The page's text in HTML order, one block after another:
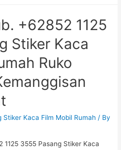
+62852 1125
Stiker Kaca
Ruko
Stiker Kaca Film Mobil Rumah / By
1125 3555 Pasang Stiker Kaca